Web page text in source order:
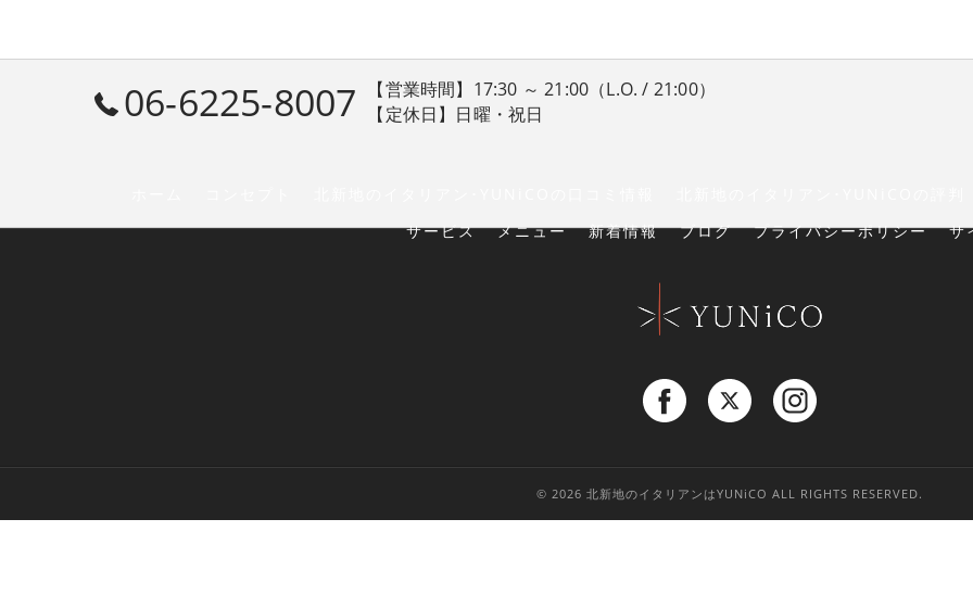
06-6225-8007
【営業時間】17:30 ～ 21:00（L.O. / 21:00）
【定休日】日曜・祝日
サービス
メニュー 新着情報 ブログ プライバシーポリシー サ
© 2026 北新地のイタリアンはYUNiCO ALL RIGHTS RESERVED.